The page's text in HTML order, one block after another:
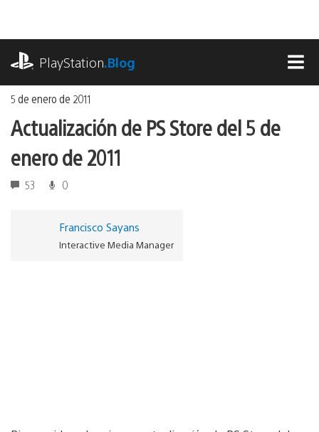
contenido
PlayStation.Blog
5 de enero de 2011
Actualización de PS Store del 5 de
enero de 2011
53 0
Francisco Sayans
Interactive Media Manager